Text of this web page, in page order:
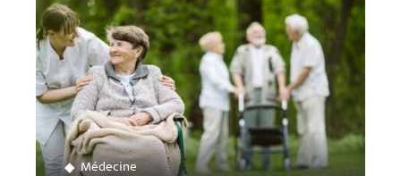
Médecine